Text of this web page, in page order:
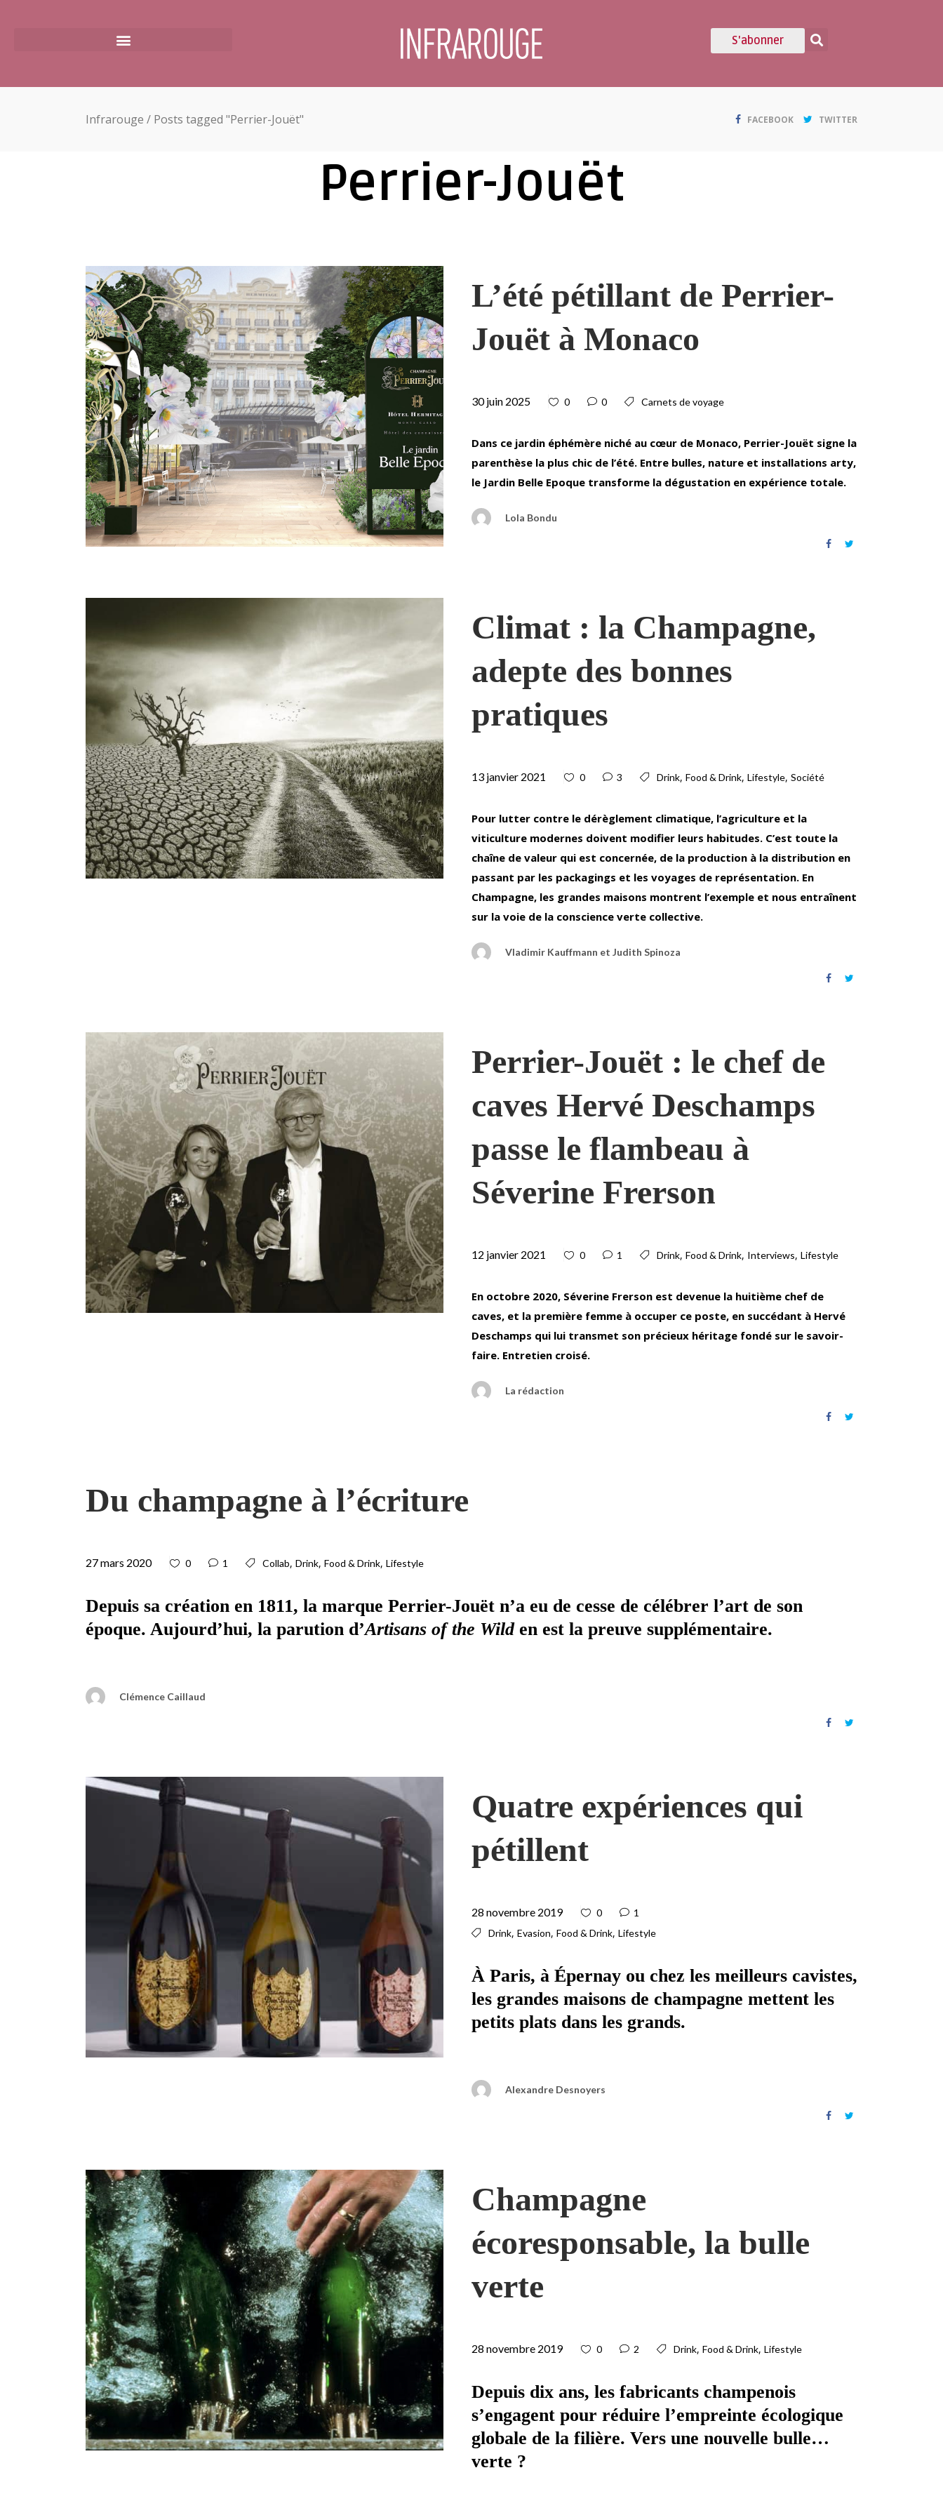
S'abonner
Infrarouge / Posts tagged "Perrier-Jouët" FACEBOOK TWITTER
Perrier-Jouët
L’été pétillant de Perrier-
Jouët à Monaco
30 juin 2025 0 0 Carnets de voyage
Dans ce jardin éphémère niché au cœur de Monaco, Perrier-Jouët signe la
parenthèse la plus chic de l’été. Entre bulles, nature et installations arty,
le Jardin Belle Epoque transforme la dégustation en expérience totale.
Lola Bondu
Climat : la Champagne,
adepte des bonnes
pratiques
13 janvier 2021 0 3 Drink, Food & Drink, Lifestyle, Société
Pour lutter contre le dérèglement climatique, l’agriculture et la
viticulture modernes doivent modifier leurs habitudes. C’est toute la
chaîne de valeur qui est concernée, de la production à la distribution en
passant par les packagings et les voyages de représentation. En
Champagne, les grandes maisons montrent l’exemple et nous entraînent
sur la voie de la conscience verte collective.
Vladimir Kauffmann et Judith Spinoza
Perrier-Jouët : le chef de
caves Hervé Deschamps
passe le flambeau à
Séverine Frerson
12 janvier 2021 0 1 Drink, Food & Drink, Interviews, Lifestyle
En octobre 2020, Séverine Frerson est devenue la huitième chef de
caves, et la première femme à occuper ce poste, en succédant à Hervé
Deschamps qui lui transmet son précieux héritage fondé sur le savoir-
faire. Entretien croisé.
La rédaction
Du champagne à l’écriture
27 mars 2020 0 1 Collab, Drink, Food & Drink, Lifestyle
Depuis sa création en 1811, la marque Perrier-Jouët n’a eu de cesse de célébrer l’art de son
époque. Aujourd’hui, la parution d’Artisans of the Wilden est la preuve supplémentaire.
Clémence Caillaud
Quatre expériences qui
pétillent
28 novembre 2019 0
1
Drink, Evasion, Food & Drink, Lifestyle
À Paris, à Épernay ou chez les meilleurs cavistes,
les grandes maisons de champagne mettent les
petits plats dans les grands.
Alexandre Desnoyers
Champagne
écoresponsable, la bulle
verte
28 novembre 2019 0 2 Drink, Food & Drink, Lifestyle
Depuis dix ans, les fabricants champenois
s’engagent pour réduire l’empreinte écologique
globale de la filière. Vers une nouvelle bulle…
verte ?